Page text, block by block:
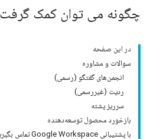
چگونه می توان کمک گرفت
در این صفحه
سوالات و مشاوره
انجمن‌های گفتگو (رسمی)
ردیت (غیررسمی)
سرریز پشته
بازخورد محصول توسعه‌دهنده
با پشتیبانی Google Workspace تماس بگیرید